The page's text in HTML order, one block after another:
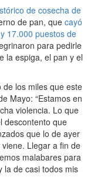
de cosecha de
de pan, que cayó
17.000 puestos de
para pedirle
la espiga, el pan y el
los miles que este
Mayo: “Estamos en
violencia. Lo que
descontento que
que lo de ayer
Llegar a fin de
malabares para
la de casi todos mis